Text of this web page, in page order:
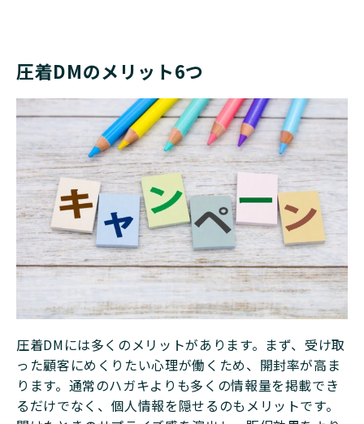
圧着DMのメリット6つ
圧着DMには多くのメリットがあります。まず、受け取
った顧客にめくりたい心理が働くため、開封率が高ま
ります。通常のハガキよりも多くの情報量を掲載でき
るだけでなく、個人情報を隠せるのもメリットです。